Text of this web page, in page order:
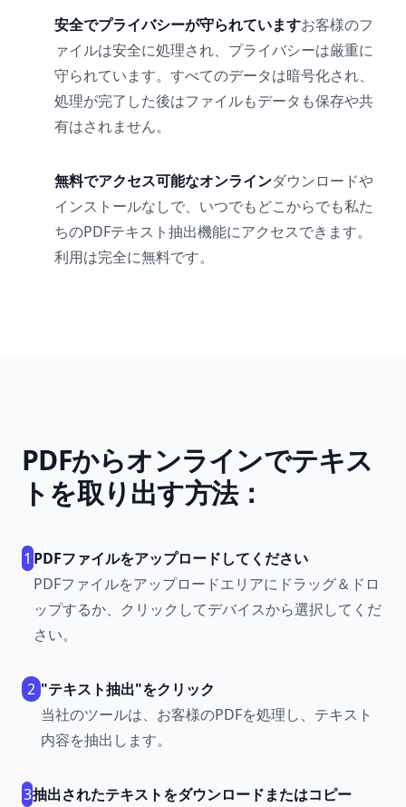
安全でプライバシーが守られていますお客様のフ
ァイルは安全に処理され、プライバシーは厳重に
守られています。すべてのデータは暗号化され、
処理が完了した後はファイルもデータも保存や共
有はされません。
無料でアクセス可能なオンラインダウンロードや
インストールなしで、いつでもどこからでも私た
ちのPDFテキスト抽出機能にアクセスできます。
利用は完全に無料です。
PDFからオンラインでテキス
トを取り出す方法：
1 PDFファイルをアップロードしてください
PDFファイルをアップロードエリアにドラッグ＆ドロ
ップするか、クリックしてデバイスから選択してくだ
さい。
2 "テキスト抽出"をクリック
当社のツールは、お客様のPDFを処理し、テキスト
内容を抽出します。
3抽出されたテキストをダウンロードまたはコピー